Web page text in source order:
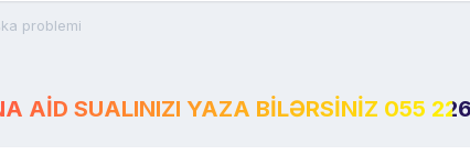
problemi
AID SUALINIZI YAZA BILƏRSINIZ 055